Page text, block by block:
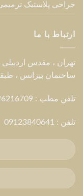
جراحی پلاستیک
ارتباط با ما
تهران ، مقدس اردبیلی
ساختمان بیزانس ، طبقه ۶ ، واحد
تلفن مطب : 02126216709
تلفن : 09123840641